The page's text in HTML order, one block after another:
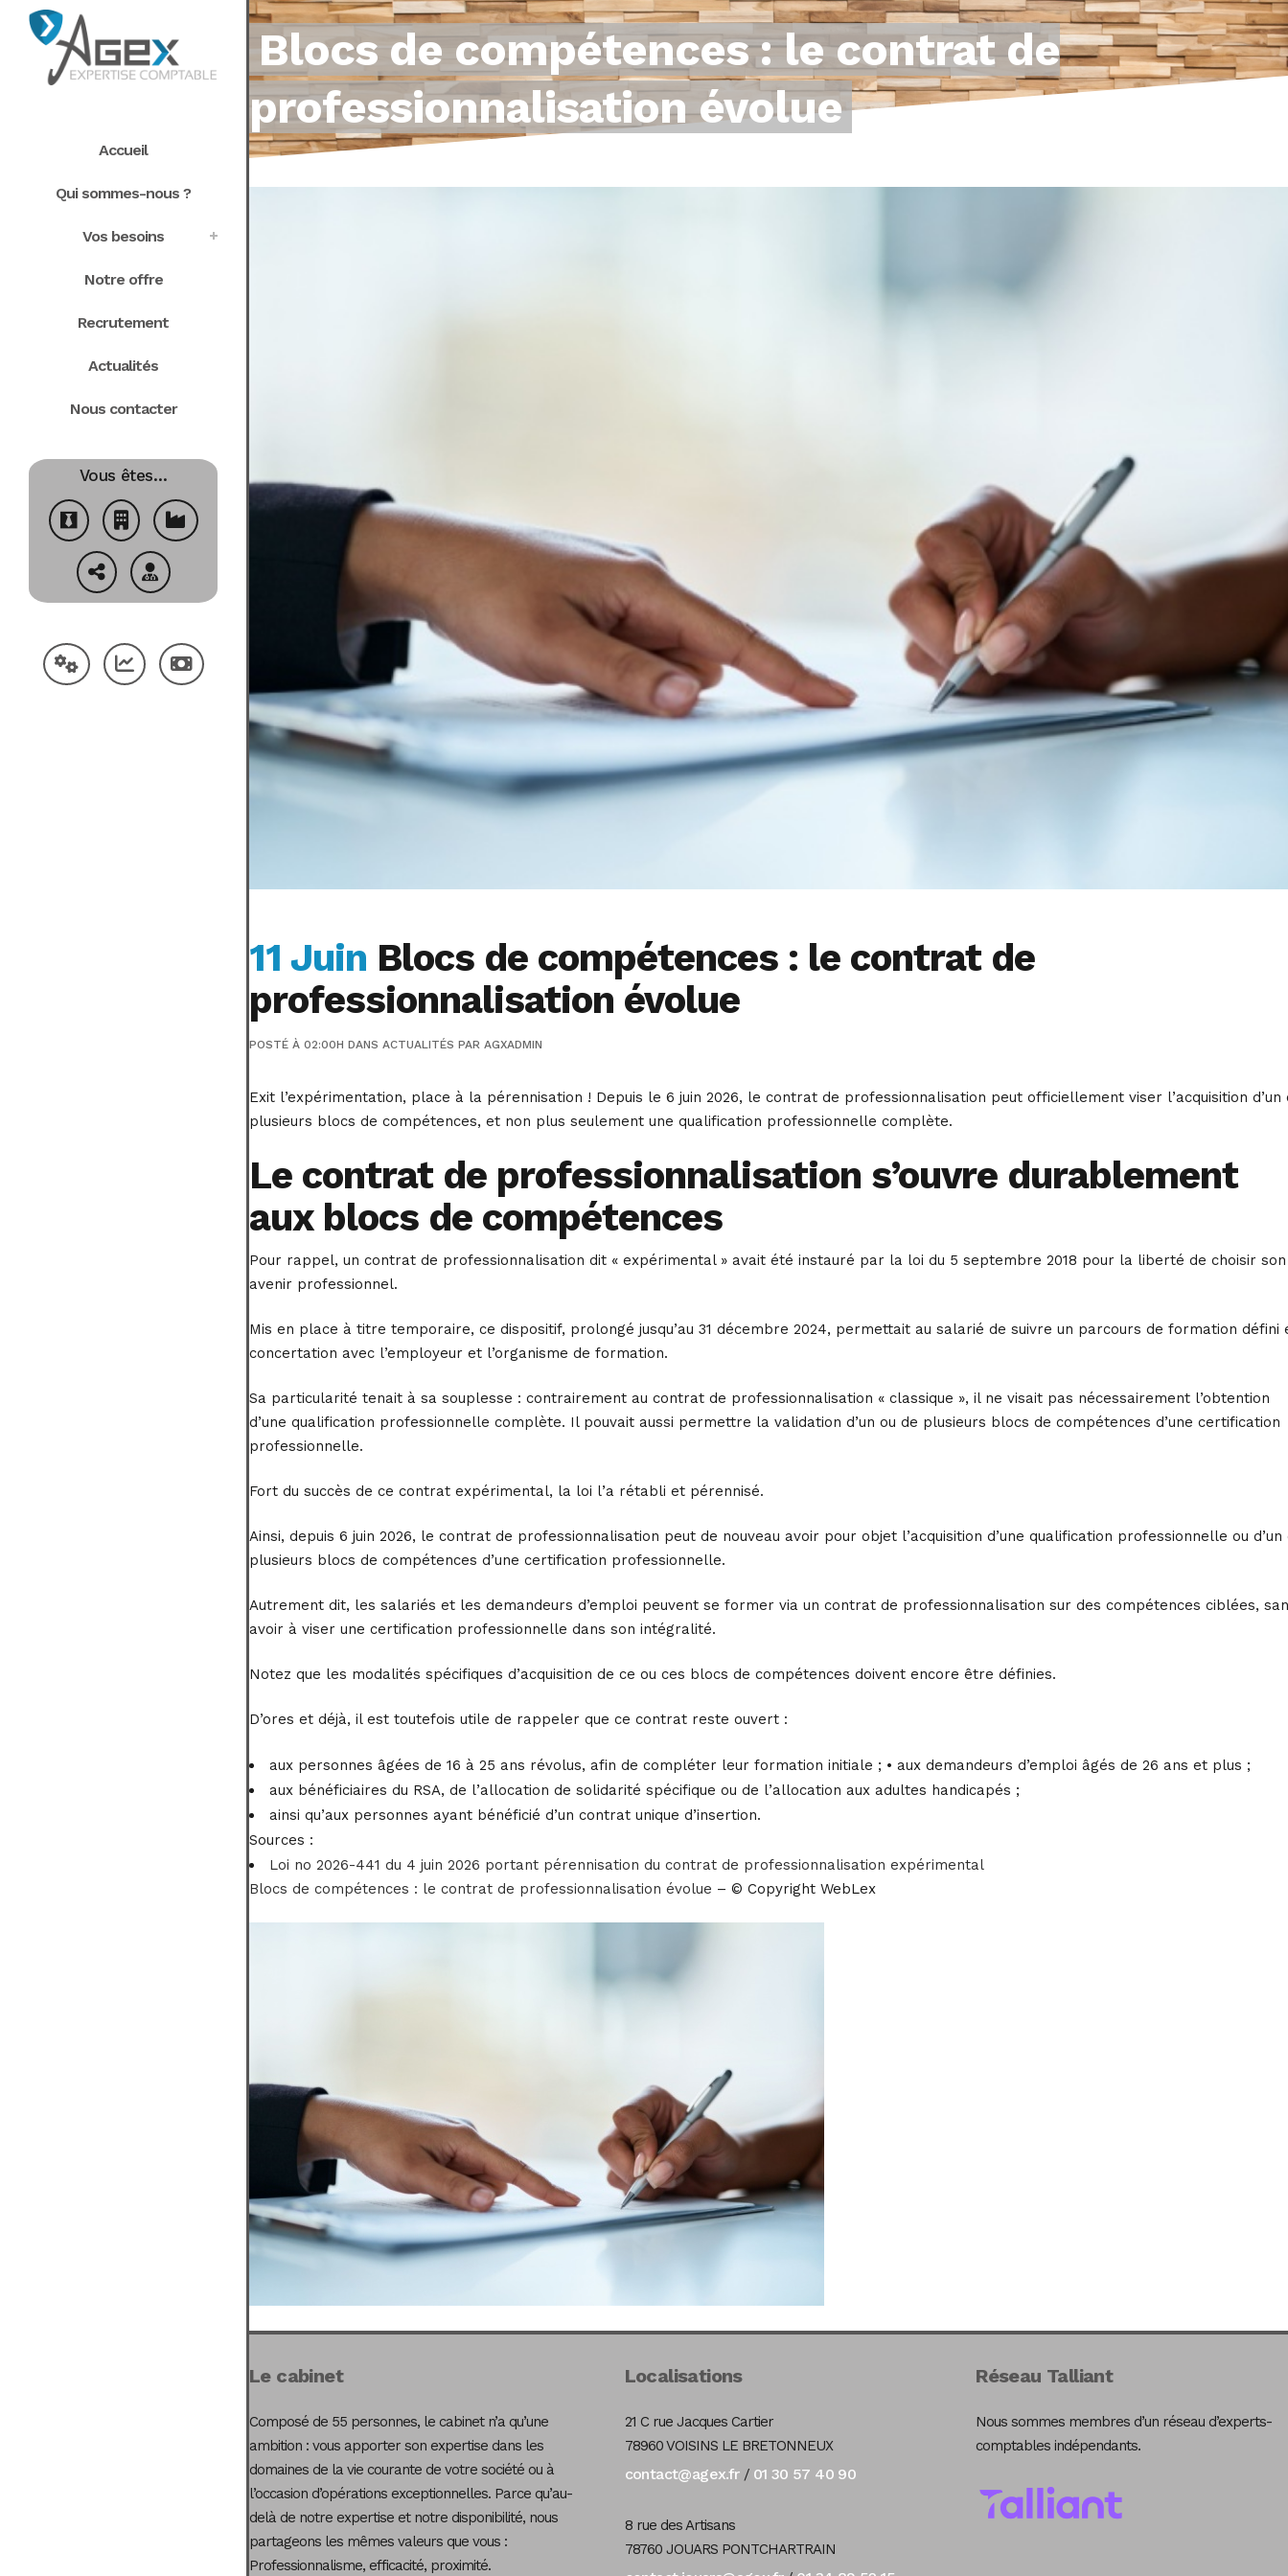
Accueil
Qui sommes-nous ?
Vos besoins
Notre offre
Recrutement
Actualités
Nous contacter
Vous êtes…
Blocs de compétences : le contrat de
professionnalisation évolue
11 Juin Blocs de compétences : le contrat de
professionnalisation évolue
POSTÉ À 02:00H DANS ACTUALITÉS PAR AGXADMIN
Exit l’expérimentation, place à la pérennisation ! Depuis le 6 juin 2026, le contrat de professionnalisation peut officiellement viser l’acquisition d’un
plusieurs blocs de compétences, et non plus seulement une qualification professionnelle complète.
Le contrat de professionnalisation s’ouvre durablement
aux blocs de compétences
Pour rappel, un contrat de professionnalisation dit « expérimental » avait été instauré par la loi du 5 septembre 2018 pour la liberté de choisir son
avenir professionnel.
Mis en place à titre temporaire, ce dispositif, prolongé jusqu’au 31 décembre 2024, permettait au salarié de suivre un parcours de formation défini
concertation avec l’employeur et l’organisme de formation.
Sa particularité tenait à sa souplesse : contrairement au contrat de professionnalisation « classique », il ne visait pas nécessairement l’obtention
d’une qualification professionnelle complète. Il pouvait aussi permettre la validation d’un ou de plusieurs blocs de compétences d’une certification
professionnelle.
Fort du succès de ce contrat expérimental, la loi l’a rétabli et pérennisé.
Ainsi, depuis 6 juin 2026, le contrat de professionnalisation peut de nouveau avoir pour objet l’acquisition d’une qualification professionnelle ou d’un
plusieurs blocs de compétences d’une certification professionnelle.
Autrement dit, les salariés et les demandeurs d’emploi peuvent se former via un contrat de professionnalisation sur des compétences ciblées,
avoir à viser une certification professionnelle dans son intégralité.
Notez que les modalités spécifiques d’acquisition de ce ou ces blocs de compétences doivent encore être définies.
D’ores et déjà, il est toutefois utile de rappeler que ce contrat reste ouvert :
aux personnes âgées de 16 à 25 ans révolus, afin de compléter leur formation initiale ; • aux demandeurs d’emploi âgés de 26 ans et plus ;
aux bénéficiaires du RSA, de l’allocation de solidarité spécifique ou de l’allocation aux adultes handicapés ;
ainsi qu’aux personnes ayant bénéficié d’un contrat unique d’insertion.
Sources :
Loi no 2026-441 du 4 juin 2026 portant pérennisation du contrat de professionnalisation expérimental
Blocs de compétences : le contrat de professionnalisation évolue – © Copyright WebLex
Le cabinet
Composé de 55 personnes, le cabinet n’a qu’une
ambition : vous apporter son expertise dans les
domaines de la vie courante de votre société ou à
l’occasion d’opérations exceptionnelles. Parce qu’au-
delà de notre expertise et notre disponibilité, nous
partageons les mêmes valeurs que vous :
Professionnalisme, efficacité, proximité.
Localisations
21 C rue Jacques Cartier
78960 VOISINS LE BRETONNEUX
contact@agex.fr/ 01 30 57 40 90
8 rue des Artisans
78760 JOUARS PONTCHARTRAIN
Réseau Talliant
Nous sommes membres d’un réseau d’experts-
comptables indépendants.